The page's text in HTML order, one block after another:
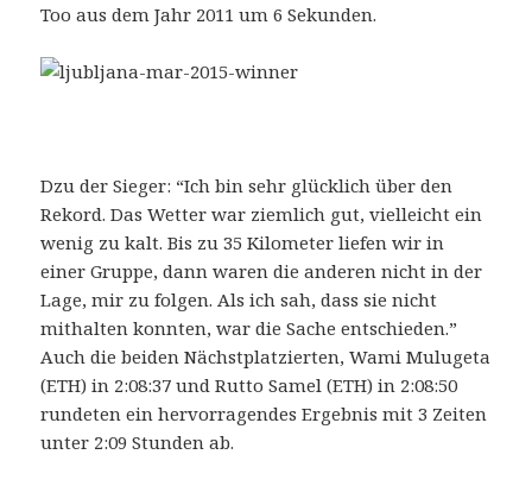
Too aus dem Jahr 2011 um 6 Sekunden.
Dzu der Sieger: “Ich bin sehr glücklich über den
Rekord. Das Wetter war ziemlich gut, vielleicht ein
wenig zu kalt. Bis zu 35 Kilometer liefen wir in
einer Gruppe, dann waren die anderen nicht in der
Lage, mir zu folgen. Als ich sah, dass sie nicht
mithalten konnten, war die Sache entschieden.”
Auch die beiden Nächstplatzierten,Wami Mulugeta
(ETH) in 2:08:37 und Rutto Samel (ETH) in 2:08:50
rundeten ein hervorragendes Ergebnis mit 3 Zeiten
unter 2:09 Stunden ab.